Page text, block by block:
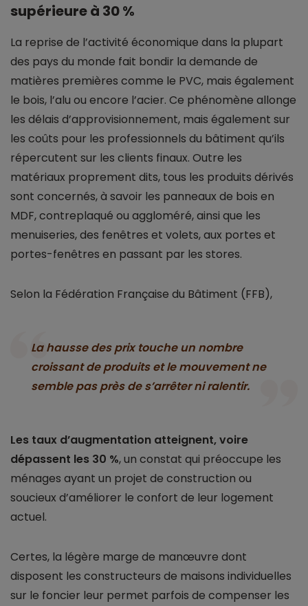
supérieure à 30 %
La reprise de l’activité économique dans la plupart
des pays du monde fait bondir la demande de
matières premières comme le PVC, mais également
le bois, l’alu ou encore l’acier. Ce phénomène allonge
les délais d’approvisionnement, mais également sur
les coûts pour les professionnels du bâtiment qu’ils
répercutent sur les clients finaux. Outre les
matériaux proprement dits, tous les produits dérivés
sont concernés, à savoir les panneaux de bois en
MDF, contreplaqué ou aggloméré, ainsi que les
menuiseries, des fenêtres et volets, aux portes et
portes-fenêtres en passant par les stores.
Selon la Fédération Française du Bâtiment (FFB),
La hausse des prix touche un nombre
croissant de produits et le mouvement ne
semble pas près de s’arrêter ni ralentir.
Les taux d’augmentation atteignent, voire
dépassent les 30 %, un constat qui préoccupe les
ménages ayant un projet de construction ou
soucieux d’améliorer le confort de leur logement
actuel.
Certes, la légère marge de manœuvre dont
disposent les constructeurs de maisons individuelles
sur le foncier leur permet parfois de compenser les